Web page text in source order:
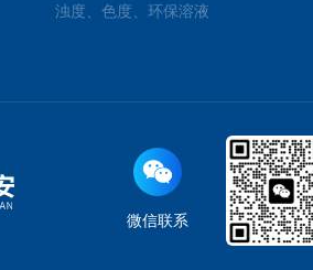
浊度、色度、环保溶液
微信联系